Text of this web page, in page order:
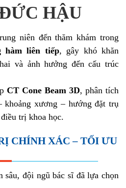
HẬU
niên đến thăm khám trong
hàm liên tiếp, gây khó khăn
và ảnh hưởng đến cấu trúc
CT Cone Beam 3D, phân tích
xương – hướng đặt trụ
trị khoa học.
CHÍNH XÁC – TỐI ƯU
sâu, đội ngũ bác sĩ đã lựa chọn